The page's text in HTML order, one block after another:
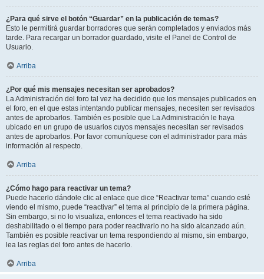
¿Para qué sirve el botón “Guardar” en la publicación de temas?
Esto le permitirá guardar borradores que serán completados y enviados más
tarde. Para recargar un borrador guardado, visite el Panel de Control de
Usuario.
Arriba
¿Por qué mis mensajes necesitan ser aprobados?
La Administración del foro tal vez ha decidido que los mensajes publicados en
el foro, en el que estas intentando publicar mensajes, necesiten ser revisados
antes de aprobarlos. También es posible que La Administración le haya
ubicado en un grupo de usuarios cuyos mensajes necesitan ser revisados
antes de aprobarlos. Por favor comuníquese con el administrador para más
información al respecto.
Arriba
¿Cómo hago para reactivar un tema?
Puede hacerlo dándole clic al enlace que dice “Reactivar tema” cuando esté
viendo el mismo, puede “reactivar” el tema al principio de la primera página.
Sin embargo, si no lo visualiza, entonces el tema reactivado ha sido
deshabilitado o el tiempo para poder reactivarlo no ha sido alcanzado aún.
También es posible reactivar un tema respondiendo al mismo, sin embargo,
lea las reglas del foro antes de hacerlo.
Arriba